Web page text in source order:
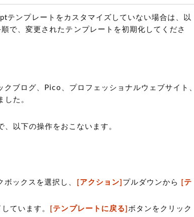
テンプレートをカスタマイズしていない場合は、以
で、変更されたテンプレートを初期化してくださ
ブログ、Pico、プロフェッショナルウェブサイト、
した。
以下の操作をおこないます。
ボックスを選択し、 [アクション] プルダウンから
[テ
ています。
[テンプレートに戻る] ボタンをクリック